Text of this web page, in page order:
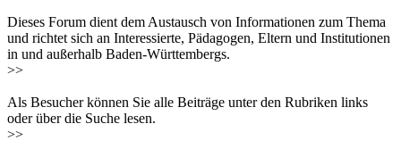
Dieses Forum dient dem Austausch von Informationen zum Thema
und richtet sich an Interessierte, Pädagogen, Eltern und Institutionen
in und außerhalb Baden-Württembergs.
>>
Als Besucher können Sie alle Beiträge unter den Rubriken links
oder über die Suche lesen.
>>